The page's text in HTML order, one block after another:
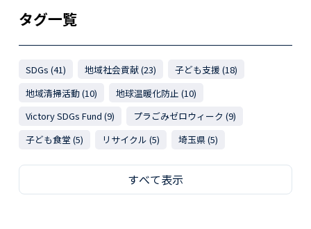
タグ一覧
SDGs (41) 地域社会貢献 (23)
子ども支援 (18)
地域清掃活動 (10)
地球温暖化防止 (10)
Victory SDGs Fund (9)
プラごみゼロウィーク (9)
子ども食堂 (5)
リサイクル (5) 埼玉県 (5)
すべて表示